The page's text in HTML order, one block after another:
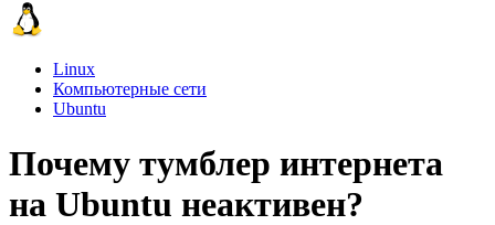
Linux
Компьютерные сети
Ubuntu
Почему тумблер интернета
на Ubuntu неактивен?